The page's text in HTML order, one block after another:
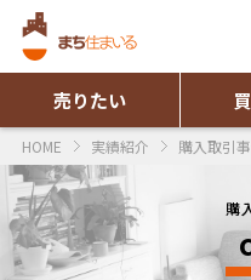
売りたい
HOME 実績紹介 購入取引
購